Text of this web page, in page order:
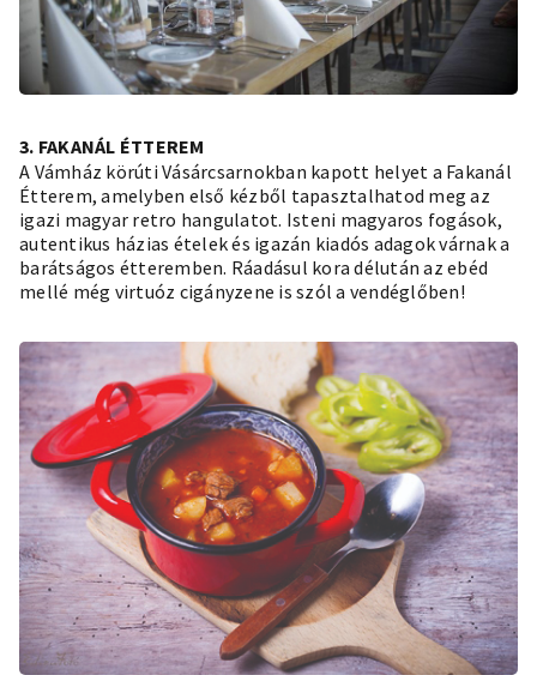
3. FAKANÁL ÉTTEREM
A Vámház körúti Vásárcsarnokban kapott helyet a Fakanál
Étterem, amelyben első kézből tapasztalhatod meg az
igazi magyar retro hangulatot. Isteni magyaros fogások,
autentikus házias ételek és igazán kiadós adagok várnak a
barátságos étteremben. Ráadásul kora délután az ebéd
mellé még virtuóz cigányzene is szól a vendéglőben!